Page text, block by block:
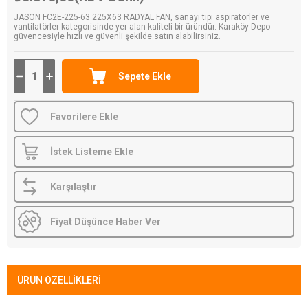
JASON FC2E-225-63 225X63 RADYAL FAN, sanayi tipi aspiratörler ve
vantilatörler kategorisinde yer alan kaliteli bir üründür. Karaköy Depo
güvencesiyle hızlı ve güvenli şekilde satın alabilirsiniz.
Favorilere Ekle
İstek Listeme Ekle
Karşılaştır
Fiyat Düşünce Haber Ver
ÜRÜN ÖZELLIKLERI